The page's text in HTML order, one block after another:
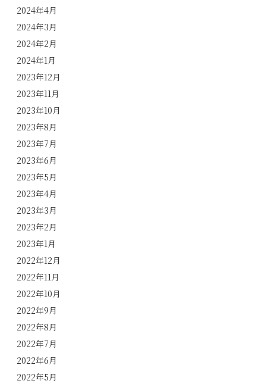
2024年4月
2024年3月
2024年2月
2024年1月
2023年12月
2023年11月
2023年10月
2023年8月
2023年7月
2023年6月
2023年5月
2023年4月
2023年3月
2023年2月
2023年1月
2022年12月
2022年11月
2022年10月
2022年9月
2022年8月
2022年7月
2022年6月
2022年5月